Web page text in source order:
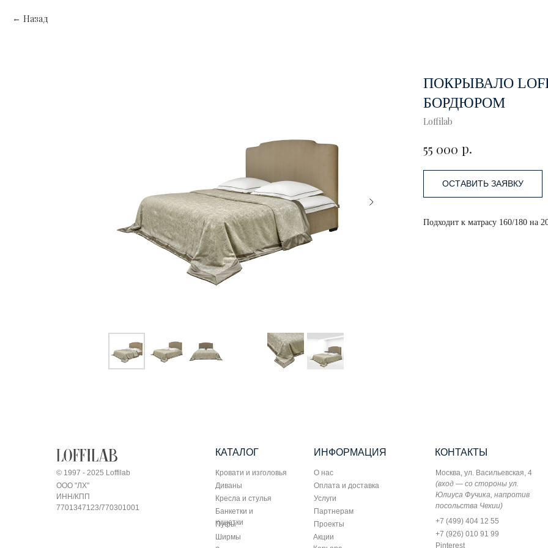
Назад
ПОКРЫВАЛО
БОРДЮРОМ
Loffilab
55 000 р.
ОСТАВИТЬ ЗАЯВКУ
Подходит к матрасу 160/180 на
КАТАЛОГ
Кровати и изголовья
Диваны
Кресла и стулья
Банкетки и
кушетки
Пуфы
Ширмы
© 1997 - 2025 Loffilab
ИНФОРМАЦИЯ
ООО "ЛХ"
ИНН/КПП
7701347123/770301001
О нас
Оплата и доставка
КОНТАКТЫ
Москва, ул. Васильевская, 4
(вход — со стороны ул.
Юлиуса Фучика, напротив
посольства Чехии)
+7 (499) 404 12 55
+7 (926) 010 91 99
Pinterest
Услуги
Партнерам
Проекты
Акции